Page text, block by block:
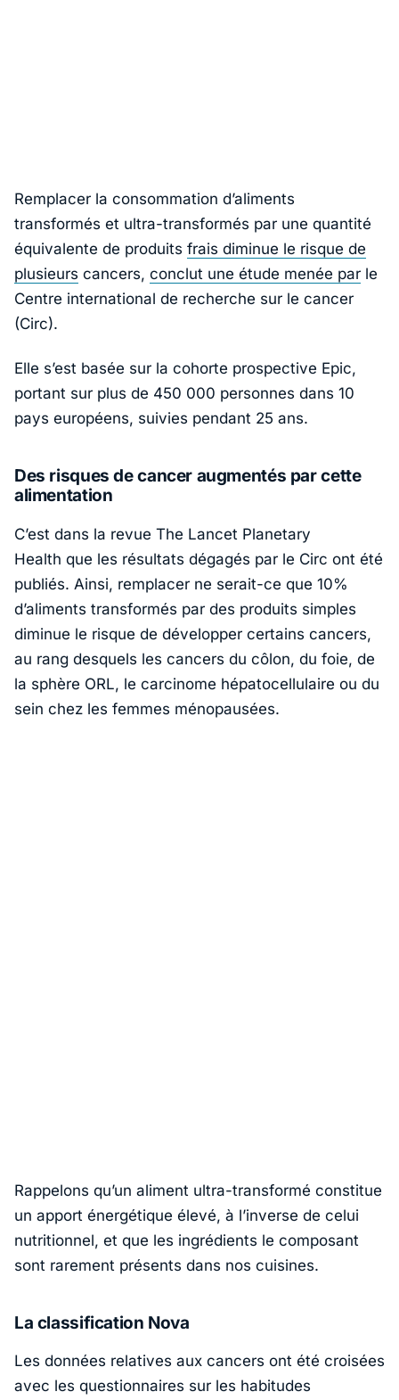
Remplacer la consommation d’aliments
transformés et ultra-transformés par une quantité
équivalente de produits frais diminue le risque de
plusieurs cancers, conclut une étude menée par le
Centre international de recherche sur le cancer
(Circ).
Elle s’est basée sur la cohorte prospective Epic,
portant sur plus de 450 000 personnes dans 10
pays européens, suivies pendant 25 ans.
Des risques de cancer augmentés par cette
alimentation
C’est dans la revue The Lancet Planetary
Health que les résultats dégagés par le Circ ont été
publiés. Ainsi, remplacer ne serait-ce que 10%
d’aliments transformés par des produits simples
diminue le risque de développer certains cancers,
au rang desquels les cancers du côlon, du foie, de
la sphère ORL, le carcinome hépatocellulaire ou du
sein chez les femmes ménopausées.
Rappelons qu’un aliment ultra-transformé constitue
un apport énergétique élevé, à l’inverse de celui
nutritionnel, et que les ingrédients le composant
sont rarement présents dans nos cuisines.
La classification Nova
Les données relatives aux cancers ont été croisées
avec les questionnaires sur les habitudes